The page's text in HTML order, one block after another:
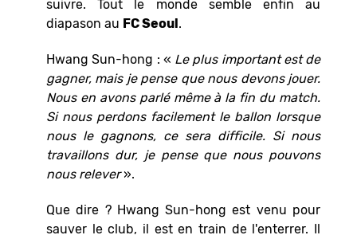
suivre. Tout le monde semble enfin au
diapason au FC Seoul.
Hwang Sun-hong : « Le plus important est de
gagner, mais je pense que nous devons jouer.
Nous en avons parlé même à la fin du match.
Si nous perdons facilement le ballon lorsque
nous le gagnons, ce sera difficile. Si nous
travaillons dur, je pense que nous pouvons
nous relever».
Que dire ? Hwang Sun-hong est venu pour
sauver le club, il est en train de l'enterrer. Il